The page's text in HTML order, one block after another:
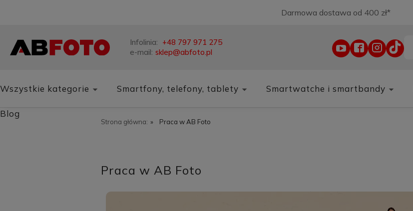
Darmowa dostawa od 400 zł*
Infolinia: +48 797 971 275
e-mail: sklep@abfoto.pl
Wszystkie kategorie Smartfony, telefony, tablety Smartwatche i smartbandy
Blog
Strona główna: » Praca w AB Foto
Praca w AB Foto